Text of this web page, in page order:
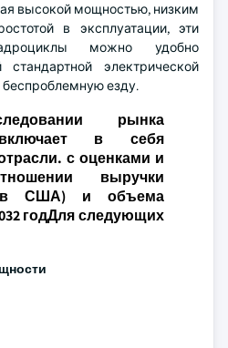
высокой мощностью, низким
в эксплуатации, эти
можно удобно
электрической
беспроблемную езду.
рынка
включает в себя
с оценками и
выручки
США) и объема
годДля следующих